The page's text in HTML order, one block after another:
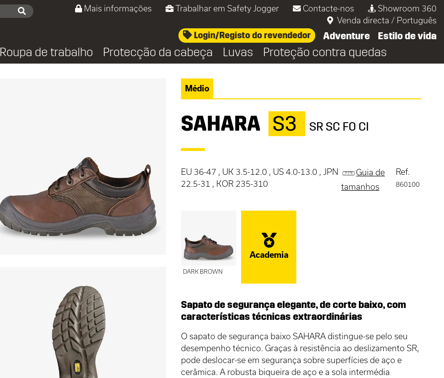
Mais informações Trabalhar em Safety Jogger Contacte-nos
Showroom 360
Venda directa / Português
Login/Registo do revendedor Adventure Estilo de vida
Roupa de trabalho Protecção da cabeça Luvas Proteção contra quedas
Médio
SAHARA S3 SR SC FO CI
EU 36-47 , UK 3.5-12.0 , US 4.0-13.0 , JPN
22.5-31 , KOR 235-310
Guia de
tamanhos
Ref.
860100
DARK BROWN
Academia
Sapato de segurança elegante, de corte baixo, com
características técnicas extraordinárias
O sapato de segurança baixo SAHARA distingue-se pelo seu
desempenho técnico. Graças à resistência ao deslizamento SR,
pode deslocar-se em segurança sobre superfícies de aço e
cerâmica. A robusta biqueira de aço e a sola intermédia